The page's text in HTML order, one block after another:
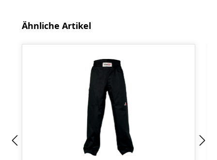
Produktgalerie überspringen
Ähnliche Artikel